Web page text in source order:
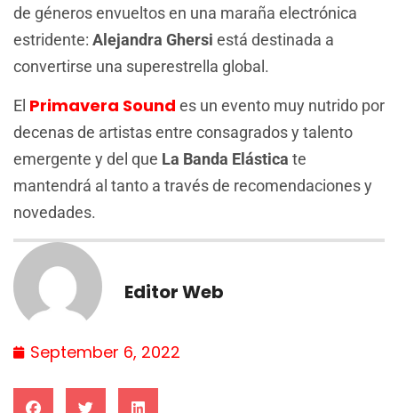
de géneros envueltos en una maraña electrónica
estridente: Alejandra Ghersi está destinada a
convertirse una superestrella global.
El Primavera Sound es un evento muy nutrido por
decenas de artistas entre consagrados y talento
emergente y del que La Banda Elástica te
mantendrá al tanto a través de recomendaciones y
novedades.
Editor Web
September 6, 2022